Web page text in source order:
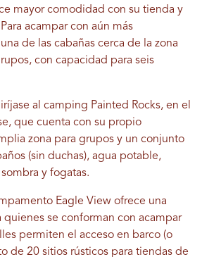
mayor comodidad con su tienda y
acampar con aún más
de las cabañas cerca de la zona
con capacidad para seis
al camping Painted Rocks, en el
que cuenta con su propio
zona para grupos y un conjunto
(sin duchas), agua potable,
y fogatas.
Eagle View ofrece una
quienes se conforman con acampar
permiten el acceso en barco (o
de 20 sitios rústicos para tiendas de